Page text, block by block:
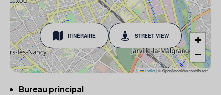
ITINÉRAIRE STREET VIEW
+
−
Leaflet|© OpenStreetMap contributors
Bureau principal